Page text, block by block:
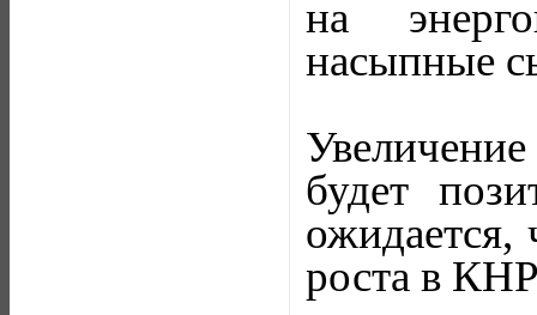
на
насыпные
будет
роста в